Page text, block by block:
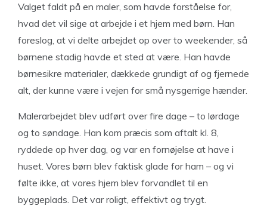
Valget faldt på en maler, som havde forståelse for,
hvad det vil sige at arbejde i et hjem med børn. Han
foreslog, at vi delte arbejdet op over to weekender, så
børnene stadig havde et sted at være. Han havde
børnesikre materialer, dækkede grundigt af og fjernede
alt, der kunne være i vejen for små nysgerrige hænder.
Malerarbejdet blev udført over fire dage – to lørdage
og to søndage. Han kom præcis som aftalt kl. 8,
ryddede op hver dag, og var en fornøjelse at have i
huset. Vores børn blev faktisk glade for ham – og vi
følte ikke, at vores hjem blev forvandlet til en
byggeplads. Det var roligt, effektivt og trygt.